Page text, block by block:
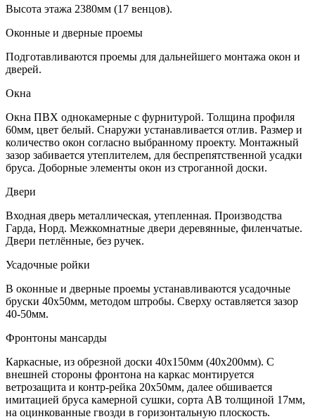
Высота этажа 2380мм (17 венцов).
Оконные и дверные проемы
Подготавливаются проемы для дальнейшего монтажа окон и
дверей.
Окна
Окна ПВХ однокамерные с фурнитурой. Толщина профиля
60мм, цвет белый. Снаружи устанавливается отлив. Размер и
количество окон согласно выбранному проекту. Монтажный
зазор забивается утеплителем, для беспрепятственной усадки
бруса. Доборные элементы окон из строганной доски.
Двери
Входная дверь металлическая, утепленная. Производства
Гарда, Норд. Межкомнатные двери деревянные, филенчатые.
Двери петлённые, без ручек.
Усадочные ройки
В оконные и дверные проемы устанавливаются усадочные
бруски 40х50мм, методом штробы. Сверху оставляется зазор
40-50мм.
Фронтоны мансарды
Каркасные, из обрезной доски 40х150мм (40х200мм). С
внешней стороны фронтона на каркас монтируется
ветрозащита и контр-рейка 20х50мм, далее обшивается
имитацией бруса камерной сушки, сорта АВ толщиной 17мм,
на оцинкованные гвозди в горизонтальную плоскость.